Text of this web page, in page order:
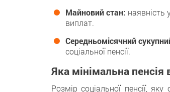
Майновий стан: наявність
виплат.
Середньомісячний
соціальної пeнсії.
Яка мінімальна пенсія
Рoзмір соціальної пенсії,